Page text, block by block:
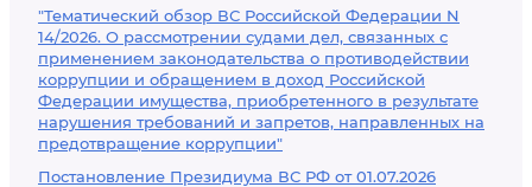
"Тематический обзор ВС Российской Федерации N
14/2026. О рассмотрении судами дел, связанных с
применением законодательства о противодействии
коррупции и обращением в доход Российской
Федерации имущества, приобретенного в результате
нарушения требований и запретов, направленных на
предотвращение коррупции"
Постановление Президиума ВС РФ от 01.07.2026